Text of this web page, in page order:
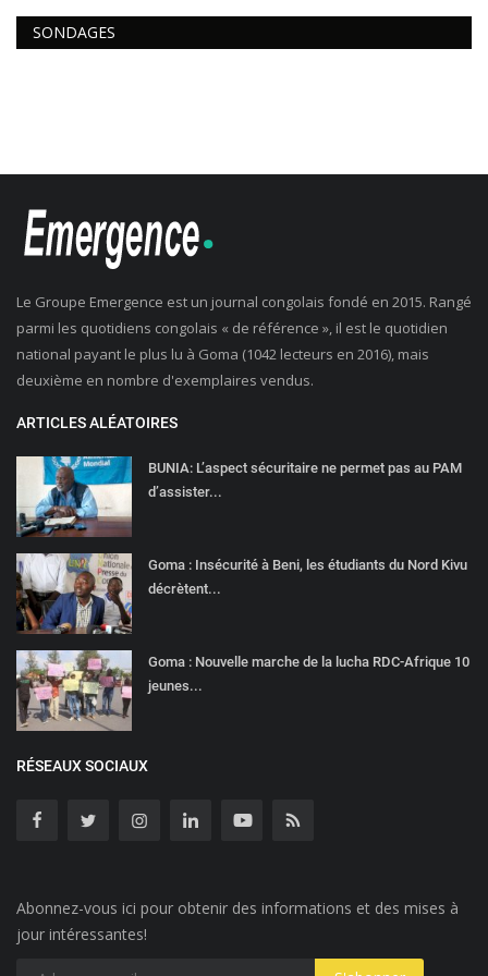
SONDAGES
Le Groupe Emergence est un journal congolais fondé en 2015. Rangé
parmi les quotidiens congolais « de référence », il est le quotidien
national payant le plus lu à Goma (1042 lecteurs en 2016), mais
deuxième en nombre d'exemplaires vendus.
ARTICLES ALÉATOIRES
BUNIA: L’aspect sécuritaire ne permet pas au PAM
d’assister...
Goma : Insécurité à Beni, les étudiants du Nord Kivu
décrètent...
Goma : Nouvelle marche de la lucha RDC-Afrique 10
jeunes...
RÉSEAUX SOCIAUX
Abonnez-vous ici pour obtenir des informations et des mises à
jour intéressantes!